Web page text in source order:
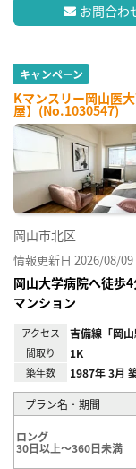
お問合わ
キャンペーン
Kマンスリー岡山医
屋】(No.1030547)
岡山市北区
情報更新日 2026/08/09
岡山大学病院へ徒歩
マンション
アクセス 吉備線「岡
間取り 1K
築年数 1987年 3月
プラン名・期間
ロング
30日以上～360日未満